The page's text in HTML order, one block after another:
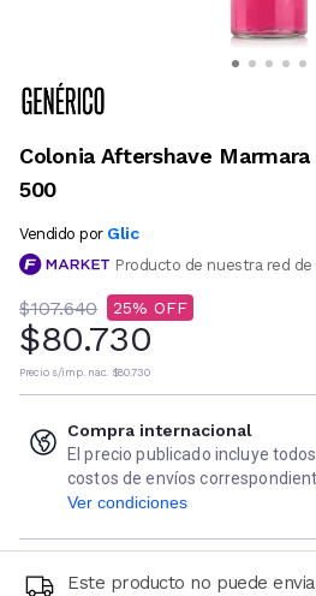
Colonia Aftershave
500
Vendido por Glic
Producto de nuestra red
$107.640 25
$80.730
Precio s/imp. nac. $80.730
Compra internacional
El precio publicado incluye
costos de envíos
Ver condiciones
Este producto no puede